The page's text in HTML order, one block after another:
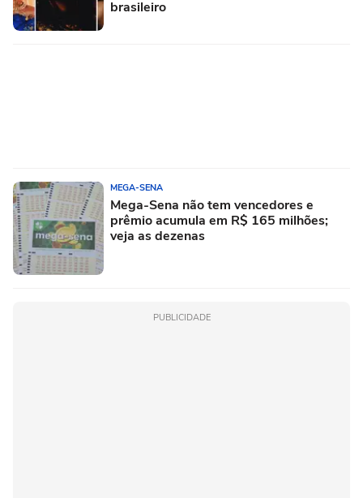
brasileiro
MEGA-SENA
Mega-Sena não tem vencedores e
prêmio acumula em R$ 165 milhões;
veja as dezenas
PUBLICIDADE